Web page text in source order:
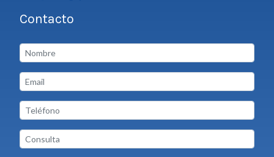
Contacto